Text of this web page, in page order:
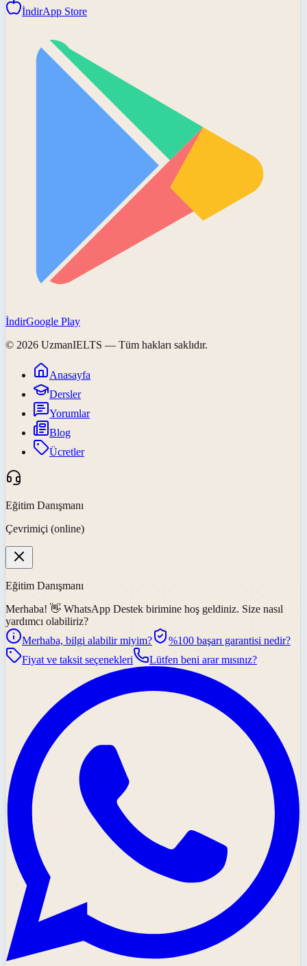
İndirApp Store
İndirGoogle Play
© 2026 UzmanIELTS — Tüm hakları saklıdır.
Anasayfa
Dersler
Yorumlar
Blog
Ücretler
Eğitim Danışmanı
Çevrimiçi (online)
Eğitim Danışmanı
Merhaba! 👋 WhatsApp Destek birimine hoş geldiniz. Size nasıl
yardımcı olabiliriz?
Merhaba, bilgi alabilir miyim?
%100 başarı garantisi nedir?
Fiyat ve taksit seçenekleri
Lütfen beni arar mısınız?